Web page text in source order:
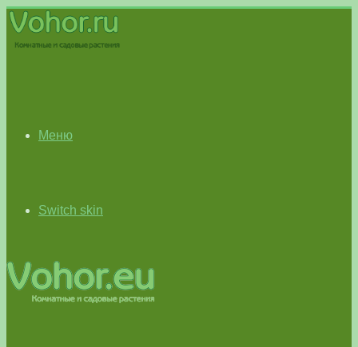
Меню
Switch skin